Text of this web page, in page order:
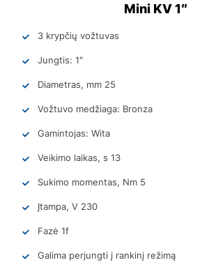
Mini KV 1″
3 krypčių vožtuvas
Jungtis: 1″
Diametras, mm 25
Vožtuvo medžiaga: Bronza
Gamintojas: Wita
Veikimo laikas, s 13
Sukimo momentas, Nm 5
Įtampa, V 230
Fazė 1f
Galima perjungti į rankinį režimą